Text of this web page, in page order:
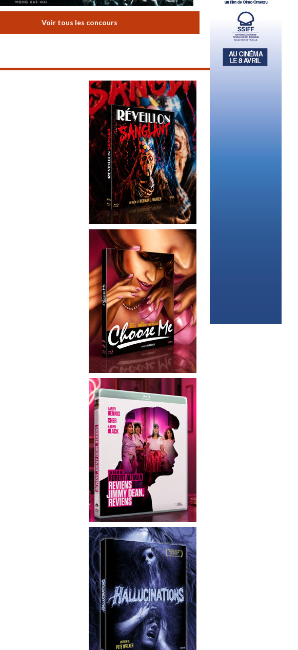
Voir tous les concours